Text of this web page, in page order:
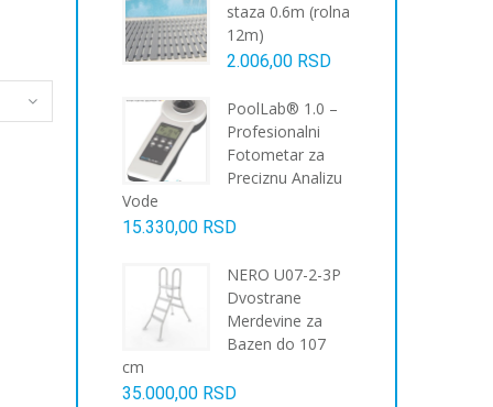
staza 0.6m (rolna
12m)
2.006,00 RSD
PoolLab® 1.0 –
Profesionalni
Fotometar za
Preciznu Analizu
Vode
15.330,00 RSD
NERO U07-2-3P
Dvostrane
Merdevine za
Bazen do 107
cm
35.000,00 RSD